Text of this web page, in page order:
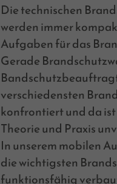
Die technischen
werden immer
Aufgaben für das
Gerade
verschiedensten
konfrontiert und da
Theorie und Praxis
In unserem mobilen
die wichtigsten
funktionsfähig